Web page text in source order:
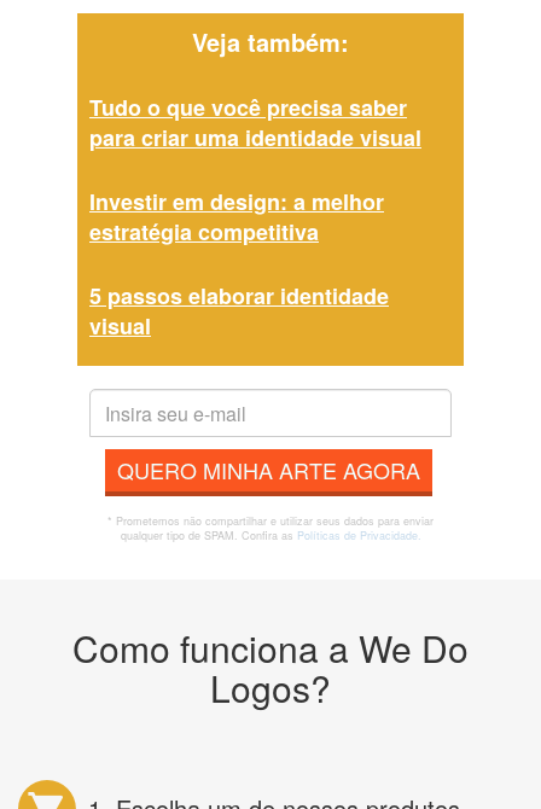
Veja também:
Tudo o que você precisa saber
para criar uma identidade visual
Investir em design: a melhor
estratégia competitiva
5 passos elaborar identidade
visual
QUERO MINHA ARTE AGORA
* Prometemos não compartilhar e utilizar seus dados para enviar
qualquer tipo de SPAM. Confira as Políticas de Privacidade.
Como funciona a We Do
Logos?